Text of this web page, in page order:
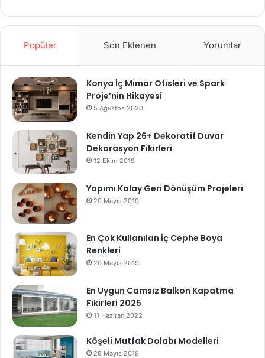
Popüler Son Eklenen Yorumlar
Konya İç Mimar Ofisleri ve Spark
Proje’nin Hikayesi
5 Ağustos 2020
Kendin Yap 26+ Dekoratif Duvar
Dekorasyon Fikirleri
12 Ekim 2019
Yapımı Kolay Geri Dönüşüm Projeleri
20 Mayıs 2019
En Çok Kullanılan İç Cephe Boya
Renkleri
20 Mayıs 2019
En Uygun Camsız Balkon Kapatma
Fikirleri 2025
11 Haziran 2022
Köşeli Mutfak Dolabı Modelleri
28 Mayıs 2019